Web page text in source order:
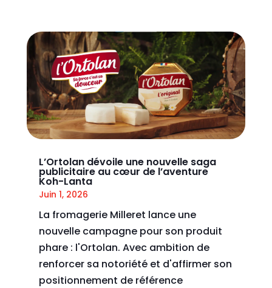
L’Ortolan dévoile une nouvelle saga
publicitaire au cœur de l’aventure
Koh-Lanta
Juin 1, 2026
La fromagerie Milleret lance une
nouvelle campagne pour son produit
phare : l'Ortolan. Avec ambition de
renforcer sa notoriété et d'affirmer son
positionnement de référence